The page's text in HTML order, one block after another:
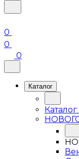
0
0
0
Каталог
Каталог